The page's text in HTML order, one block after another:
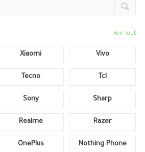
Voir tout
Xiaomi Vivo
Tecno Tcl
Sony Sharp
Realme Razer
OnePlus Nothing Phone